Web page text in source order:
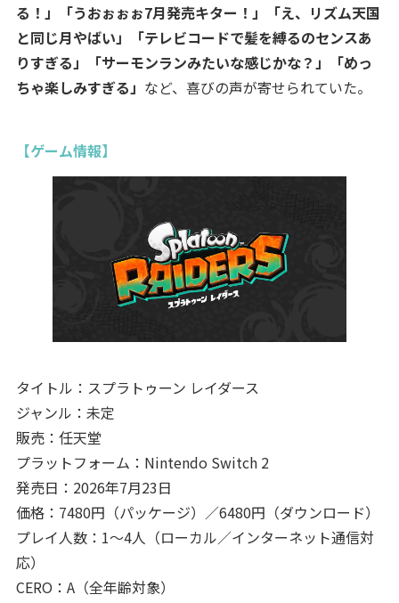
る！」「うおぉぉぉ7月発売キター！」「え、リズム天国
と同じ月やばい」「テレビコードで髪を縛るのセンスあ
りすぎる」「サーモンランみたいな感じかな？」「めっ
ちゃ楽しみすぎる」 など、喜びの声が寄せられていた。
【ゲーム情報】
タイトル：スプラトゥーン レイダース
ジャンル：未定
販売：任天堂
プラットフォーム：Nintendo Switch 2
発売日：2026年7月23日
価格：7480円（パッケージ）／6480円（ダウンロード）
プレイ人数：1～4人（ローカル／インターネット通信対
応）
CERO：A（全年齢対象）